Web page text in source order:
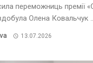
переможниць премії
Олена Ковальчук
13.07.2026